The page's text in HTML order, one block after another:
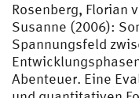
Rosenberg, Florian
Susanne (2006):
Spannungsfeld
Abenteuer. Eine